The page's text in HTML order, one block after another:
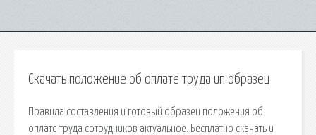
Скачать положение об оплате труда ип образец
Правила составления и готовый образец положения об
оплате труда сотрудников актуальное. Бесплатно скачать и